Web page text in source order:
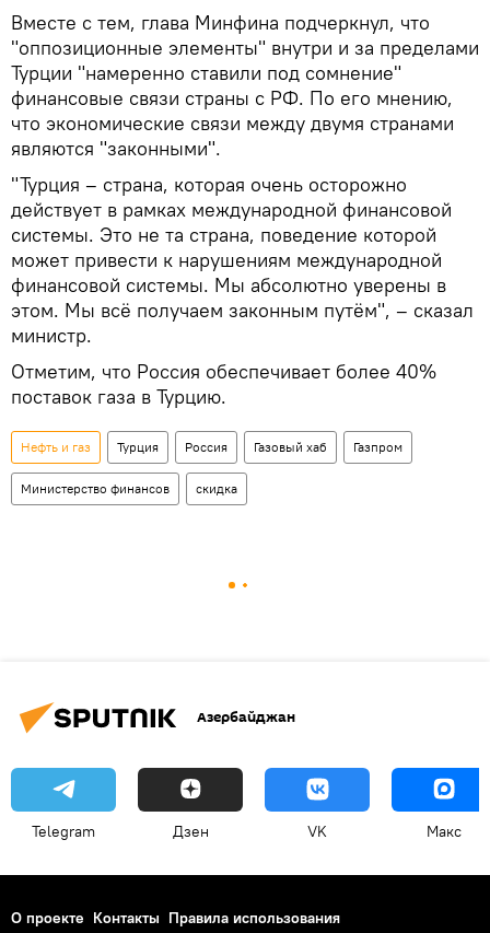
Вместе с тем, глава Минфина подчеркнул, что
"оппозиционные элементы" внутри и за пределами
Турции "намеренно ставили под сомнение"
финансовые связи страны с РФ. По его мнению,
что экономические связи между двумя странами
являются "законными".
"Турция – страна, которая очень осторожно
действует в рамках международной финансовой
системы. Это не та страна, поведение которой
может привести к нарушениям международной
финансовой системы. Мы абсолютно уверены в
этом. Мы всё получаем законным путём", – сказал
министр.
Отметим, что Россия обеспечивает более 40%
поставок газа в Турцию.
Нефть и газ Турция Россия Газовый хаб Газпром
Министерство финансов скидка
Азербайджан
Telegram Дзен VK Макс
О проекте Контакты Правила использования